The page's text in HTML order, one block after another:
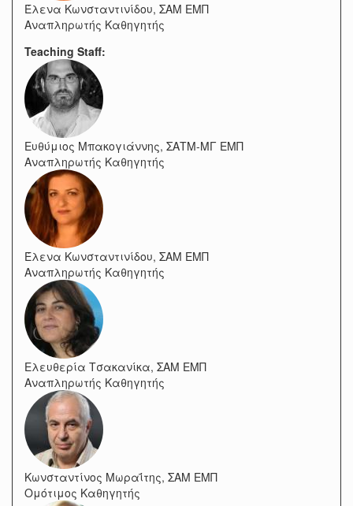
Έλενα Κωνσταντινίδου, ΣΑΜ ΕΜΠ
Αναπληρωτής Καθηγητής
Teaching Staff:
Ευθύμιος Μπακογιάννης, ΣΑΤΜ-ΜΓ ΕΜΠ
Αναπληρωτής Καθηγητής
Έλενα Κωνσταντινίδου, ΣΑΜ ΕΜΠ
Αναπληρωτής Καθηγητής
Ελευθερία Τσακανίκα, ΣΑΜ ΕΜΠ
Αναπληρωτής Καθηγητής
Κωνσταντίνος Μωραΐτης, ΣΑΜ ΕΜΠ
Ομότιμος Καθηγητής